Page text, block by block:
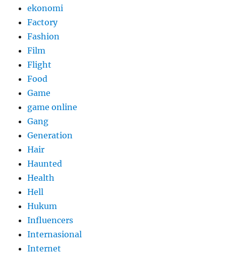
ekonomi
Factory
Fashion
Film
Flight
Food
Game
game online
Gang
Generation
Hair
Haunted
Health
Hell
Hukum
Influencers
Internasional
Internet